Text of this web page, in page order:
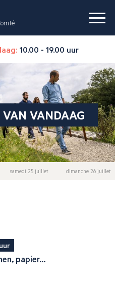
10.00 - 19.00 uur
VANDAAG
samedi 25 juillet dimanche 26 juillet
papier...